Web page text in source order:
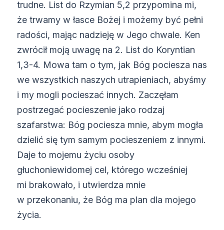
trudne. List do Rzymian 5,2 przypomina mi,
że trwamy w łasce Bożej i możemy być pełni
radości, mając nadzieję w Jego chwale. Ken
zwrócił moją uwagę na 2. List do Koryntian
1,3-4. Mowa tam o tym, jak Bóg pociesza nas
we wszystkich naszych utrapieniach, abyśmy
i my mogli pocieszać innych. Zaczęłam
postrzegać pocieszenie jako rodzaj
szafarstwa: Bóg pociesza mnie, abym mogła
dzielić się tym samym pocieszeniem z innymi.
Daje to mojemu życiu osoby
głuchoniewidomej cel, którego wcześniej
mi brakowało, i utwierdza mnie
w przekonaniu, że Bóg ma plan dla mojego
życia.